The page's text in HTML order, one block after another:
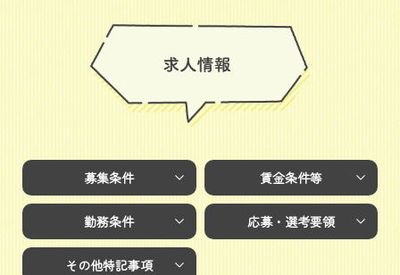
募集条件 賃金条件等
勤務条件 応募・選考要領
その他特記事項